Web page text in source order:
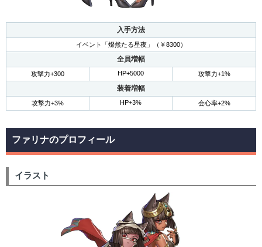
入手方法
イベント「燦然たる星夜」（￥8300）
全員増幅
攻撃力+300 HP+5000 攻撃力+1%
装着増幅
攻撃力+3% HP+3% 会心率+2%
ファリナのプロフィール
イラスト